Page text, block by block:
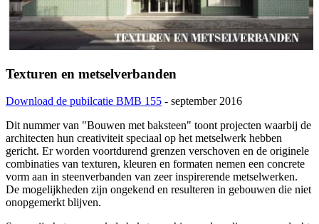
Texturen en metselverbanden
Download de pubilcatie BMB 155 - september 2016
Dit nummer van "Bouwen met baksteen" toont projecten waarbij de
architecten hun creativiteit speciaal op het metselwerk hebben
gericht. Er worden voortdurend grenzen verschoven en de originele
combinaties van texturen, kleuren en formaten nemen een concrete
vorm aan in steenverbanden van zeer inspirerende metselwerken.
De mogelijkheden zijn ongekend en resulteren in gebouwen die niet
onopgemerkt blijven.